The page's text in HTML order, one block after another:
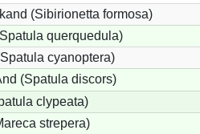
(Sibirionetta formosa)
querquedula)
cyanoptera)
(Spatula discors)
clypeata)
strepera)